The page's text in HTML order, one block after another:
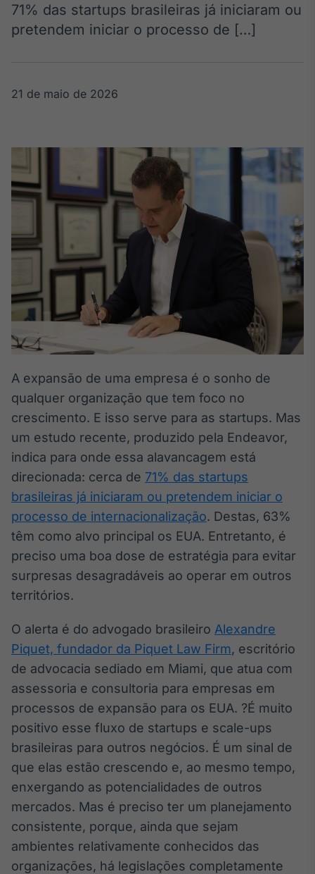
Os bastidores da
tempo real
Broadcast
White Label
Plataforma para
conteúdos
personalizados
Soluções de Dados
e Conteúdos
Broadcast
OTC
Plataforma para
Broadcast
Datafeed
APIs para
integração de
conteúdos e
dados
Broadcast
Ticker
headlines de
notícias
Widgets
Componentes
para conteúdos e
funcionalidades
Broadcast
Wallboard
Conteúdos e
dados para
displays e telas
Broadcast
Curadoria
Curadoria de
71% das startups brasileiras já iniciaram ou
pretendem iniciar o processo de […]
21 de maio de 2026
A expansão de uma empresa é o sonho de
qualquer organização que tem foco no
crescimento. E isso serve para as startups. Mas
um estudo recente, produzido pela Endeavor,
indica para onde essa alavancagem está
direcionada: cerca de 71% das startups
brasileiras já iniciaram ou pretendem iniciar o
processo de internacionalização. Destas, 63%
têm como alvo principal os EUA. Entretanto, é
preciso uma boa dose de estratégia para evitar
surpresas desagradáveis ao operar em outros
territórios.
O alerta é do advogado brasileiro Alexandre
Piquet, fundador da Piquet Law Firm, escritório
de advocacia sediado em Miami, que atua com
assessoria e consultoria para empresas em
processos de expansão para os EUA. ?É muito
positivo esse fluxo de startups e scale-ups
brasileiras para outros negócios. É um sinal de
que elas estão crescendo e, ao mesmo tempo,
enxergando as potencialidades de outros
mercados. Mas é preciso ter um planejamento
consistente, porque, ainda que sejam
ambientes relativamente conhecidos das
organizações, há legislações completamente